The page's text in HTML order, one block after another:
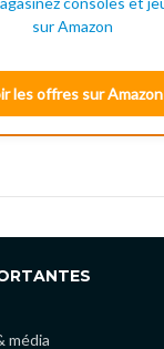
les offres sur Amazon
média